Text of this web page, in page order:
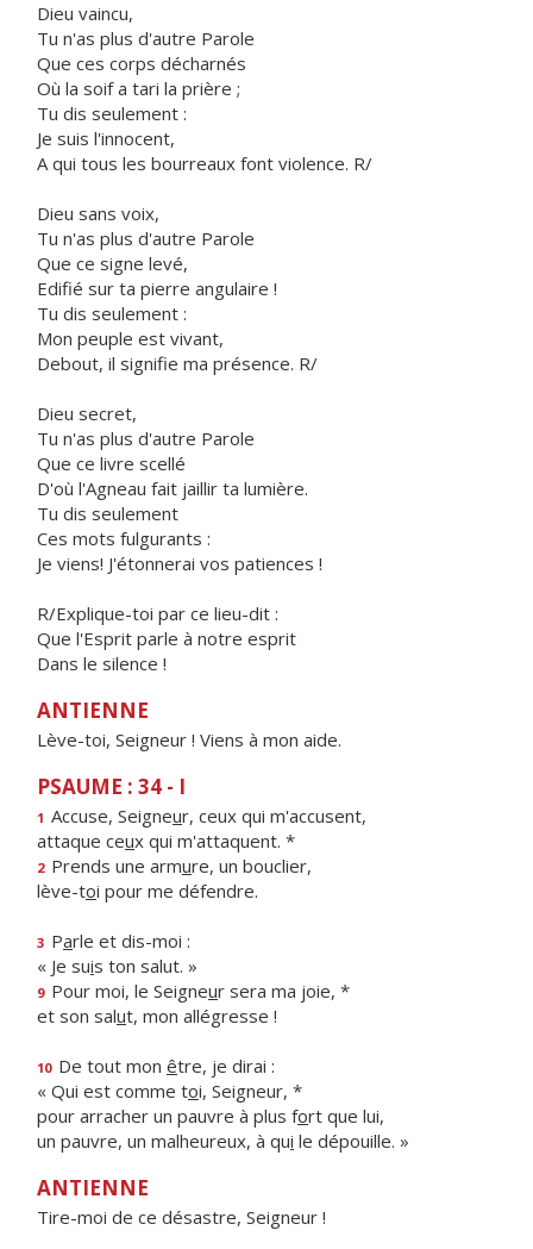
Dieu vaincu,
Tu n'as plus d'autre Parole
Que ces corps décharnés
Où la soif a tari la prière ;
Tu dis seulement :
Je suis l'innocent,
A qui tous les bourreaux font violence. R/
Dieu sans voix,
Tu n'as plus d'autre Parole
Que ce signe levé,
Edifié sur ta pierre angulaire !
Tu dis seulement :
Mon peuple est vivant,
Debout, il signifie ma présence. R/
Dieu secret,
Tu n'as plus d'autre Parole
Que ce livre scellé
D'où l'Agneau fait jaillir ta lumière.
Tu dis seulement
Ces mots fulgurants :
Je viens! J'étonnerai vos patiences !
R/Explique-toi par ce lieu-dit :
Que l'Esprit parle à notre esprit
Dans le silence !
ANTIENNE
Lève-toi, Seigneur ! Viens à mon aide.
PSAUME : 34 - I
1 Accuse, Seigneur, ceux qui m'accusent,
attaque ceux qui m'attaquent. *
2 Prends une armure, un bouclier,
lève-toi pour me défendre.
3 Parle et dis-moi :
« Je suis ton salut. »
9 Pour moi, le Seigneur sera ma joie, *
et son salut, mon allégresse !
10 De tout mon être, je dirai :
« Qui est comme toi, Seigneur, *
pour arracher un pauvre à plus fort que lui,
un pauvre, un malheureux, à qui le dépouille. »
ANTIENNE
Tire-moi de ce désastre, Seigneur !